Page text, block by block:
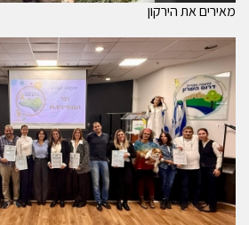
מאירים את הירקון